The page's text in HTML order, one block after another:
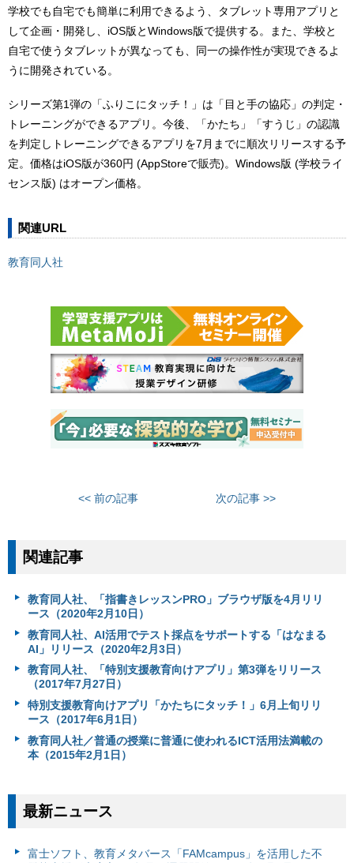
学校でも自宅でも簡単に利用できるよう、タブレット専用アプリと
して企画・開発し、iOS版とWindows版で提供する。また、学校と
自宅で使うタブレットが異なっても、同一の操作性が実現できるよ
うに開発されている。
シリーズ第1弾の「ふりこにタッチ！」は「目と手の協応」の判定・
トレーニングができるアプリ。今後、「かたち」「すうじ」の認識
を判定しトレーニングできるアプリを7月までに順次リリースする予
定。価格はiOS版が360円 (AppStoreで販売)。Windows版 (学校ライ
センス版) はオープン価格。
関連URL
教育同人社
<< 前の記事 次の記事 >>
関連記事
教育同人社、「指書きレッスンPRO」ブラウザ版を4月リリ
ース（2020年2月10日）
教育同人社、AI活用でテスト採点をサポートする「はなまる
AI」リリース（2020年2月3日）
教育同人社、「特別支援教育向けアプリ」第3弾をリリース
（2017年7月27日）
特別支援教育向けアプリ「かたちにタッチ！」6月上旬リリ
ース（2017年6月1日）
教育同人社／普通の授業に普通に使われるICT活用法満載の
本（2015年2月1日）
最新ニュース
富⼠ソフト、教育メタバース「FAMcampus」を活用した不